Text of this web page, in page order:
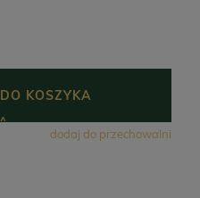
DO KOSZYKA
dodaj do przechowalni